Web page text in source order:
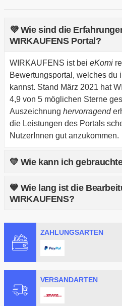
💜 Wie sind die
WIRKAUFENS Portal?
WIRKAUFENS ist bei eKomi
Bewertungsportal, welches du
kannst. Stand März 2021 hat
4,9 von 5 möglichen Sterne
Auszeichnung hervorragend
die Leistungen des Portals
NutzerInnen gut anzukommen.
💛 Wie kann ich
Wenn du statt zu verkaufen
kaufen möchtest, dann nutze
💙 Wie lang ist die
WIRKAUFENS?
In der Regel bekommst du
bei WIRKAUFENS dein Geld
neun Tagen ausgezahlt. So
im Bewertungsportal
Kaufbetrag schneller
ZAHLUNGSARTEN
VERSANDARTEN